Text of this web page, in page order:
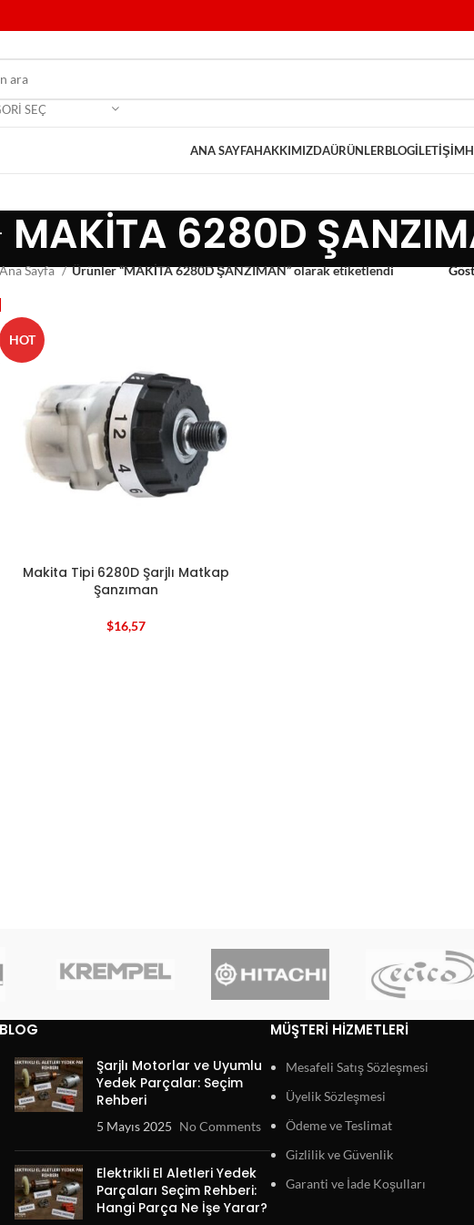
SEÇ
ANA SAYFAHAKKIMIZDAÜRÜNLERBLOGİLETIŞIM
MAKİTA 6280D
Ana Sayfa Ürünler “MAKİTA 6280D ŞANZIMAN” olarak etiketlendi
HOT
Makita Tipi 6280D Şarjlı Matkap
Şanzıman
$16,57
BLOG
Şarjlı Motorlar ve Uyumlu
Yedek Parçalar: Seçim
Rehberi
5 Mayıs 2025 No Comments
Elektrikli El Aletleri Yedek
Parçaları Seçim Rehberi:
Hangi Parça Ne İşe Yarar?
MÜŞTERI HIZMETLERI
Mesafeli Satış Sözleşmesi
Üyelik Sözleşmesi
Ödeme ve Teslimat
Gizlilik ve Güvenlik
Garanti ve İade Koşulları